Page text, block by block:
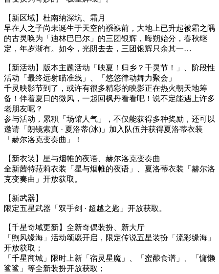
【新区域】杜南纳深坑、霜月
早在人之子尚未诞生于天空的襁褓前，大地上已升起被霜之隅
的古灵唤为「迪林巴巴尔」的三团银辉，晦朔始分，春秋继
定，年岁渐有。如今，光阴去去，三团银辉只余其一…
【新活动】版本主题活动「映夏！归乡？千灵节！」、阶段性
活动「最终远射瞄准线」、「悠悠律动舞力聚会」
千灵映影节到了，或许有很多精彩的映影正在热火朝天地筹
备！伴着夏日的微风，一起回枫丹看看吧！说不定能遇上许多
老朋友呢？
参与活动，累积「场馆人气」，不仅能获得多种奖励，还可以
邀请「朗镜索真 · 夏洛蒂(冰)」加入队伍并获得夏洛蒂衣装
「赫尔洛克变奏曲」！
【新衣装】星与烟帷的夜语、赫尔洛克变奏曲
全新茜特菈莉衣装「星与烟帷的夜语」、夏洛蒂衣装「赫尔洛
克变奏曲」开放获取。
【新武器】
限定五星武器「双手剑 · 超越之匙」开放获取。
【千星奇域更新】全新奇偶装扮、新大厅
「煦风缘海」活动颂愿开启，限定传说五星装扮「流彩缘海」
开放获取；
「千星商城」限时上新「宿灵星魔」、「蜜酿食谱」、「慵懒
鲨鲨」等全新装扮开放获取；